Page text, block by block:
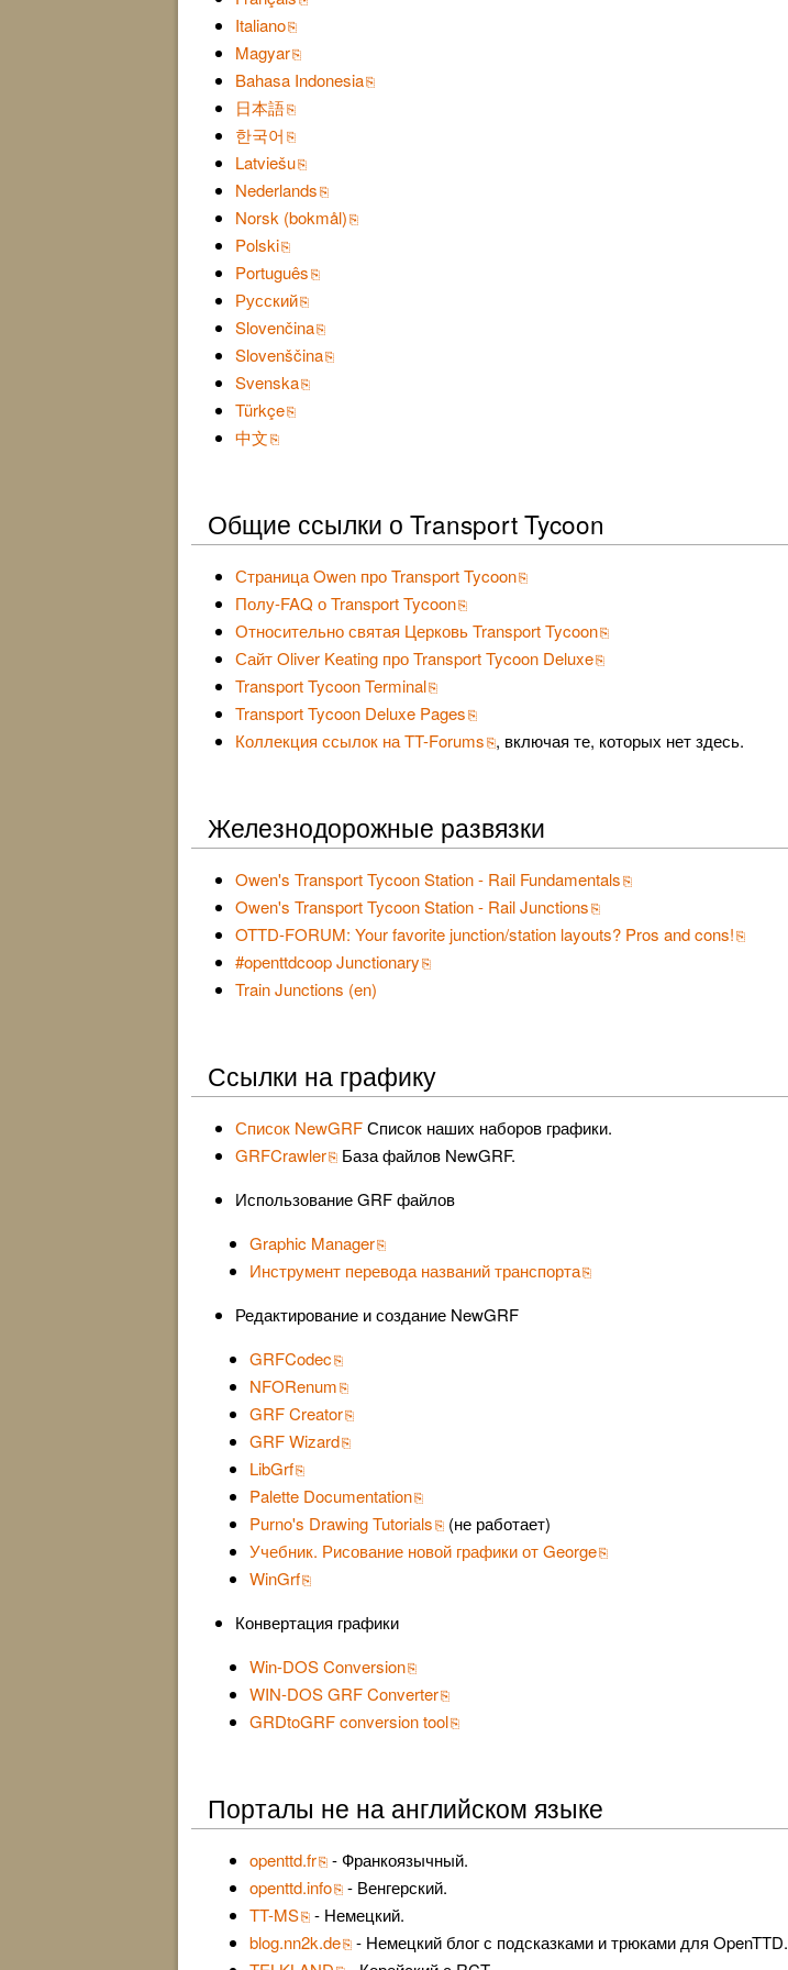
Italiano
Magyar
Bahasa Indonesia
日本語
한국어
Latviešu
Nederlands
Norsk (bokmål)
Polski
Português
Русский
Slovenčina
Slovenščina
Svenska
Türkçe
中文
Общие ссылки о Transport Tycoon
Страница Owen про Transport Tycoon
Полу-FAQ о Transport Tycoon
Относительно святая Церковь Transport Tycoon
Сайт Oliver Keating про Transport Tycoon Deluxe
Transport Tycoon Terminal
Transport Tycoon Deluxe Pages
Коллекция ссылок на TT-Forums , включая те, которых нет здесь.
Железнодорожные развязки
Owen's Transport Tycoon Station - Rail Fundamentals
Owen's Transport Tycoon Station - Rail Junctions
OTTD-FORUM: Your favorite junction/station layouts? Pros and cons!
#openttdcoop Junctionary
Train Junctions (en)
Ссылки на графику
Список NewGRFСписок наших наборов графики.
GRFCrawler
База файлов NewGRF.
Использование GRF файлов
Graphic Manager
Инструмент перевода названий транспорта
Редактирование и создание NewGRF
GRFCodec
NFORenum
GRF Creator
GRF Wizard
LibGrf
Palette Documentation
Purno's Drawing Tutorials
(не работает)
Учебник. Рисование новой графики от George
WinGrf
Конвертация графики
Win-DOS Conversion
WIN-DOS GRF Converter
GRDtoGRF conversion tool
Порталы не на английском языке
openttd.fr
- Франкоязычный.
openttd.info
- Венгерский.
TT-MS
- Немецкий.
blog.nn2k.de
- Немецкий блог с подсказками и трюками для OpenTTD.